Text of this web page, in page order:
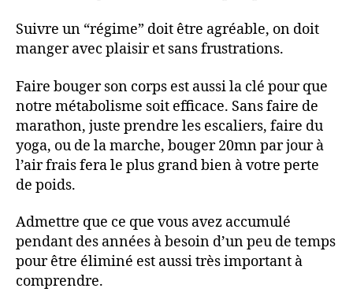
Suivre un “régime” doit être agréable, on doit
manger avec plaisir et sans frustrations.
Faire bouger son corps est aussi la clé pour que
notre métabolisme soit efficace. Sans faire de
marathon, juste prendre les escaliers, faire du
yoga, ou de la marche, bouger 20mn par jour à
l’air frais fera le plus grand bien à votre perte
de poids.
Admettre que ce que vous avez accumulé
pendant des années à besoin d’un peu de temps
pour être éliminé est aussi très important à
comprendre.